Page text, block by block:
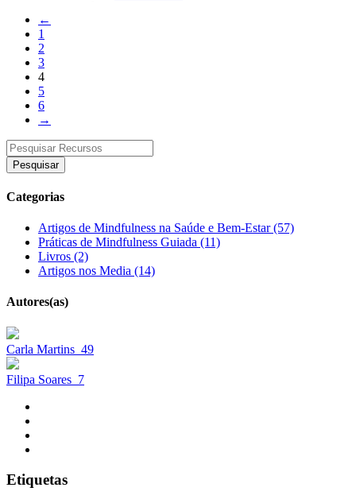
←
1
2
3
4
5
6
→
Pesquisar
Categorias
Artigos de Mindfulness na Saúde e Bem-Estar (57)
Práticas de Mindfulness Guiada (11)
Livros (2)
Artigos nos Media (14)
Autores(as)
Carla Martins 49
Filipa Soares 7
Etiquetas